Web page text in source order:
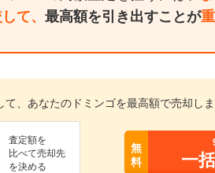
て、 最高額を引き出すことが
、あなたのドミンゴを最高額で売却しま
査定額を
比べて売却先
を決める
無
料
一